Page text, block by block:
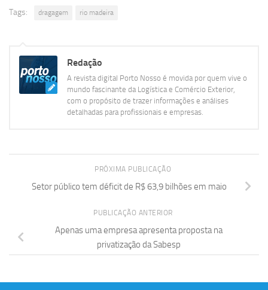
Tags: dragagem rio madeira
Redação
A revista digital Porto Nosso é movida por quem vive o
mundo fascinante da Logística e Comércio Exterior,
com o propósito de trazer informações e análises
detalhadas para profissionais e empresas.
PRÓXIMA PUBLICAÇÃO
Setor público tem déficit de R$ 63,9 bilhões em maio
PUBLICAÇÃO ANTERIOR
Apenas uma empresa apresenta proposta na
privatização da Sabesp